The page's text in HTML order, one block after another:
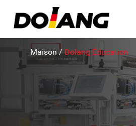
Maison / Dolang Éducation